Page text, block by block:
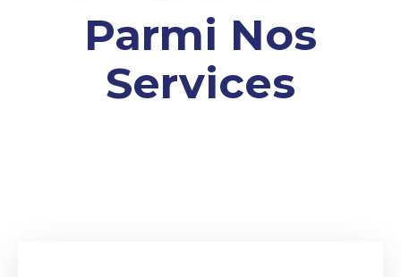
Parmi Nos
Services